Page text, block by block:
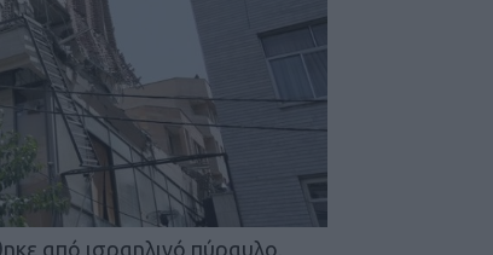
από ισραηλινό πύραυλο,